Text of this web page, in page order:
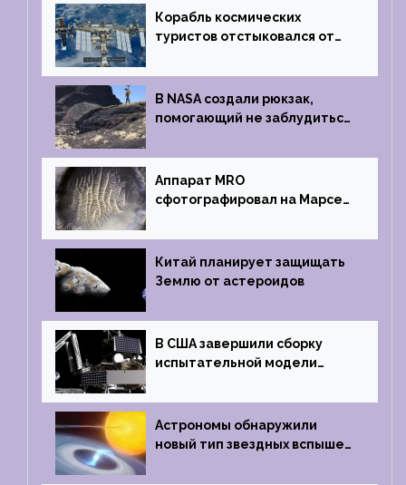
Корабль космических
туристов отстыковался от
на Землю
В NASA создали рюкзак,
помогающий не заблудиться
Аппарат MRO
сфотографировал на Марсе
на отпечаток пальца
Китай планирует защищать
Землю от астероидов
В США завершили сборку
испытательной модели
Griffin
Астрономы обнаружили
новый тип звездных вспышек